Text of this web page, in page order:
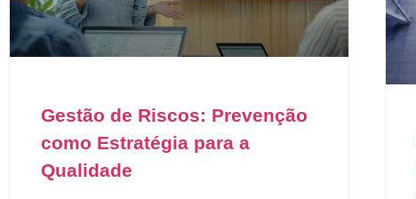
Gestão de Riscos: Prevenção
como Estratégia para a
Qualidade